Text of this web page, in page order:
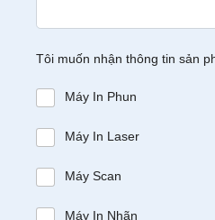
Tôi muốn nhận thông tin sản
Máy In Phun
Máy In Laser
Máy Scan
Máy In Nhãn